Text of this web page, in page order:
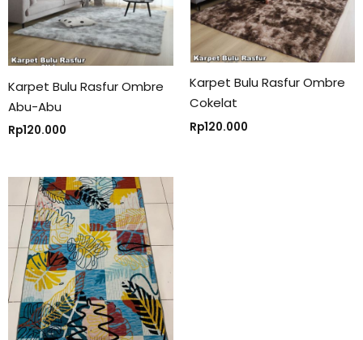
Karpet Bulu Rasfur Ombre
Abu-Abu
Rp120.000
Karpet Bulu Rasfur Ombre
Cokelat
Rp120.000